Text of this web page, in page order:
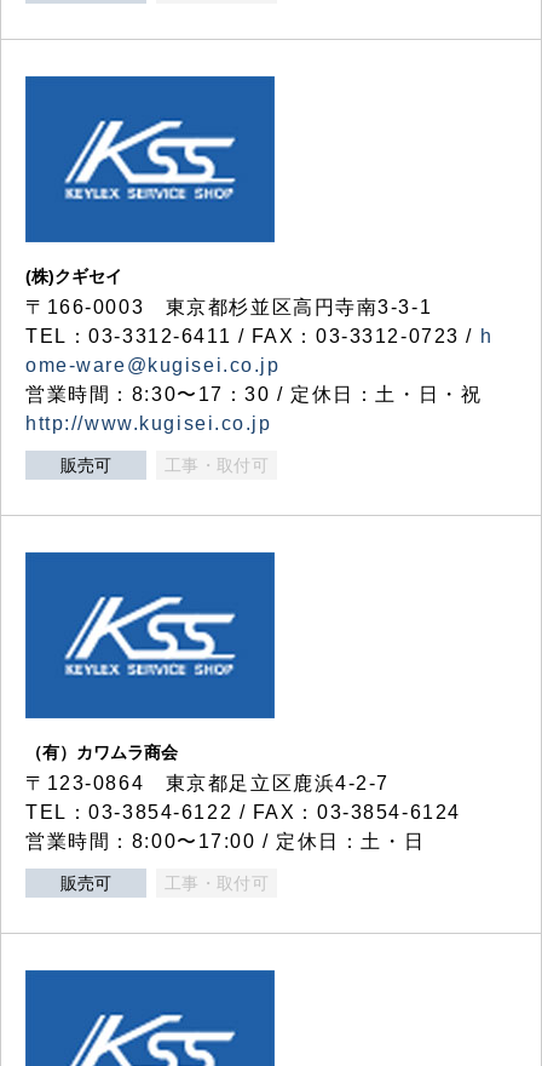
(株)クギセイ
〒166-0003 東京都杉並区高円寺南3-3-1
TEL：03-3312-6411 / FAX：03-3312-0723 / h
ome-ware@kugisei.co.jp
営業時間：8:30〜17：30 / 定休日：土・日・祝
http://www.kugisei.co.jp
販売可 工事・取付可
（有）カワムラ商会
〒123-0864 東京都足立区鹿浜4-2-7
TEL：03-3854-6122 / FAX：03-3854-6124
営業時間：8:00〜17:00 / 定休日：土・日
販売可 工事・取付可